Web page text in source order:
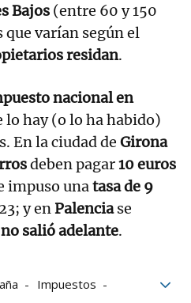
Bajos (entre 60 y 150
que varían según el
residan.
nacional en
lo hay (o lo ha habido)
En la ciudad de Girona
deben pagar10 euros
impuso unatasa de 9
y enPalenciase
no salió adelante.
Impuestos